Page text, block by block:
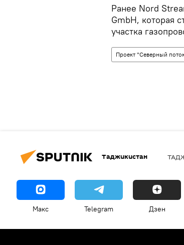
Ранее Nord
GmbH, которая
участка
Проект "Северный
Таджикистан
Макс Telegram Дзен